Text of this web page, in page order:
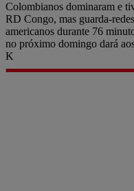
Colombianos dominaram e
RD Congo, mas guarda-
americanos durante 76
no próximo domingo dará
K